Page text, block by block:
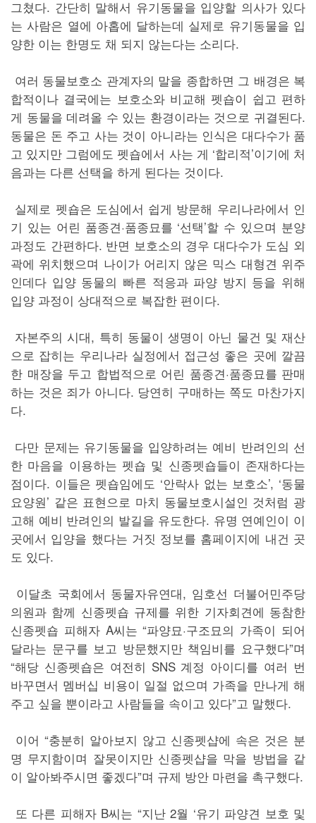
그쳤다. 간단히 말해서 유기동물을 입양할 의사가 있다
는 사람은 열에 아홉에 달하는데 실제로 유기동물을 입
양한 이는 한명도 채 되지 않는다는 소리다.
여러 동물보호소 관계자의 말을 종합하면 그 배경은 복
합적이나 결국에는 보호소와 비교해 펫숍이 쉽고 편하
게 동물을 데려올 수 있는 환경이라는 것으로 귀결된다.
동물은 돈 주고 사는 것이 아니라는 인식은 대다수가 품
고 있지만 그럼에도 펫숍에서 사는 게 ‘합리적’이기에 처
음과는 다른 선택을 하게 된다는 것이다.
실제로 펫숍은 도심에서 쉽게 방문해 우리나라에서 인
기 있는 어린 품종견·품종묘를 ‘선택’할 수 있으며 분양
과정도 간편하다. 반면 보호소의 경우 대다수가 도심 외
곽에 위치했으며 나이가 어리지 않은 믹스 대형견 위주
인데다 입양 동물의 빠른 적응과 파양 방지 등을 위해
입양 과정이 상대적으로 복잡한 편이다.
자본주의 시대, 특히 동물이 생명이 아닌 물건 및 재산
으로 잡히는 우리나라 실정에서 접근성 좋은 곳에 깔끔
한 매장을 두고 합법적으로 어린 품종견·품종묘를 판매
하는 것은 죄가 아니다. 당연히 구매하는 쪽도 마찬가지
다.
다만 문제는 유기동물을 입양하려는 예비 반려인의 선
한 마음을 이용하는 펫숍 및 신종펫숍들이 존재하다는
점이다. 이들은 펫숍임에도 ‘안락사 없는 보호소’, ‘동물
요양원’ 같은 표현으로 마치 동물보호시설인 것처럼 광
고해 예비 반려인의 발길을 유도한다. 유명 연예인이 이
곳에서 입양을 했다는 거짓 정보를 홈페이지에 내건 곳
도 있다.
이달초 국회에서 동물자유연대, 임호선 더불어민주당
의원과 함께 신종펫숍 규제를 위한 기자회견에 동참한
신종펫숍 피해자 A씨는 “파양묘·구조묘의 가족이 되어
달라는 문구를 보고 방문했지만 책임비를 요구했다”며
“해당 신종펫숍은 여전히 SNS 계정 아이디를 여러 번
바꾸면서 멤버십 비용이 일절 없으며 가족을 만나게 해
주고 싶을 뿐이라고 사람들을 속이고 있다”고 말했다.
이어 “충분히 알아보지 않고 신종펫샵에 속은 것은 분
명 무지함이며 잘못이지만 신종펫샵을 막을 방법을 같
이 알아봐주시면 좋겠다”며 규제 방안 마련을 촉구했다.
또 다른 피해자 B씨는 “지난 2월 ‘유기 파양견 보호 및